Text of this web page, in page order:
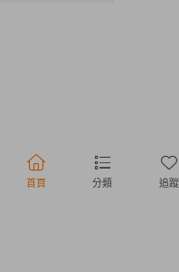
首頁 分類 追蹤
行動購物